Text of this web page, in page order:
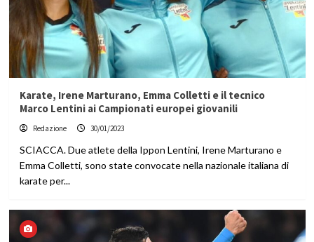
Karate, Irene Marturano, Emma Colletti e il tecnico
Marco Lentini ai Campionati europei giovanili
Redazione 30/01/2023
SCIACCA. Due atlete della Ippon Lentini, Irene Marturano e
Emma Colletti, sono state convocate nella nazionale italiana di
karate per...